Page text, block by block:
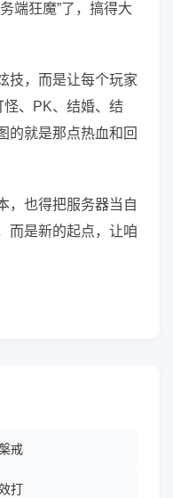
端狂魔”了，搞得大
技，而是让每个玩家
怪、PK、结婚、结
的就是那点热血和回
，也得把服务器当自
而是新的起点，让咱
戒
打